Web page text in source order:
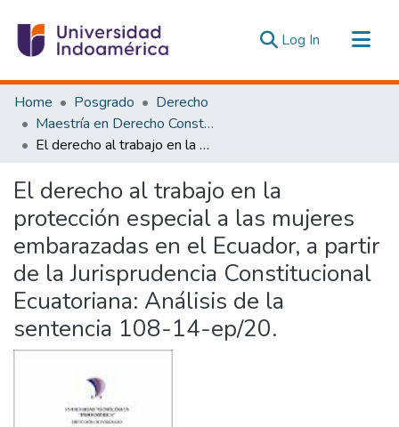
Log In (current)
Communities & Collections
All of DSpace
Statistics
Home Posgrado
Derecho
Maestría en Derecho Constitucional con Mención en Derecho Constitucional
El derecho al trabajo en la protección especial a las mujeres embarazadas en el Ecuador, a partir de la Jurisprudencia Constitucional Ecuatoriana: Análisis de la sentencia 108-14-ep/20.
El derecho al trabajo en la
protección especial a las mujeres
embarazadas en el Ecuador, a partir
de la Jurisprudencia Constitucional
Ecuatoriana: Análisis de la
sentencia 108-14-ep/20.